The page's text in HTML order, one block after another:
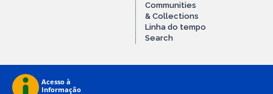
Communities
& Collections
Linha do tempo
Search